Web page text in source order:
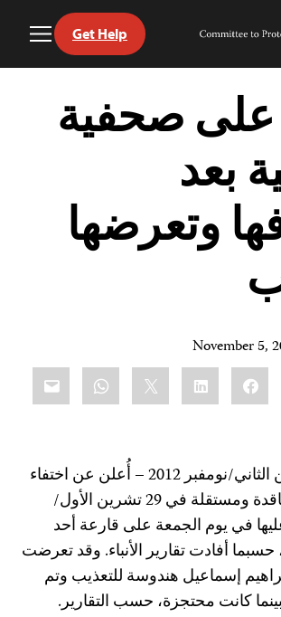
Get Help
على صحفية
بعد
وتعرضها
November 5,
Bluesky
Facebook
LinkedIn
نيويورك، 5 تشرين الثاني/نومفبر 2012 – أُعلن عن اختفاء
صحفية سودانية ناقدة ومستقلة في 29 تشرين الأول/
في يوم الجمعة على قارعة أحد
أفادت تقارير الأنباء. وقد تعرضت
إسماعيل هندوسة للتعذيب وتم
كانت محتجزة، حسب التقارير.